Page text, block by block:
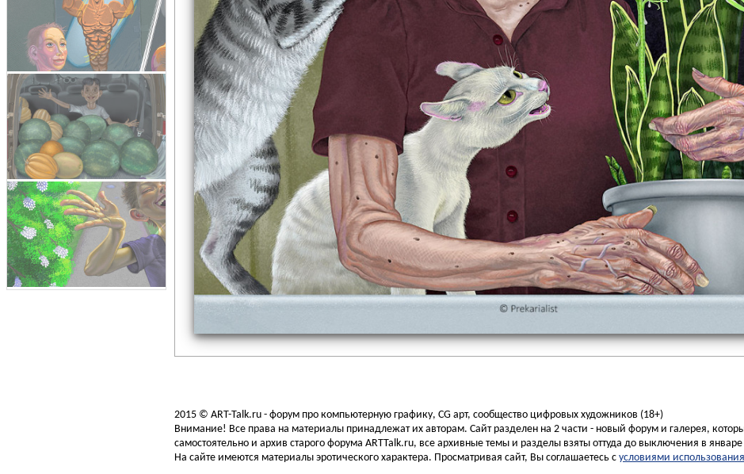
2015 © ART-Talk.ru - форум про компьютерную графику, CG арт, сообщество цифровых художников (18+)
Внимание! Все права на материалы принадлежат их авторам. Сайт разделен на 2 части - новый форум и галерея,
самостоятельно и архив старого форума ARTTalk.ru, все архивные темы и разделы взяты оттуда до выключения в
На сайте имеются материалы эротического характера. Просматривая сайт, Вы соглашаетесь с условиями использования